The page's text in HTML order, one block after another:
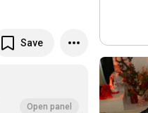
Save
Open panel